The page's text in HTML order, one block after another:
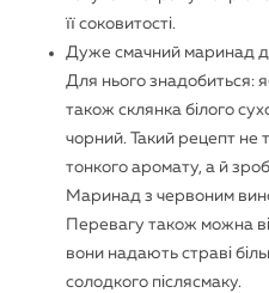
її соковитості.
Дуже смачний маринад
Для нього знадобиться:
також склянка білого
чорний. Такий рецепт не
тонкого аромату, а й
Маринад з червоним
Перевагу також можна
вони надають страві
солодкого післясмаку.